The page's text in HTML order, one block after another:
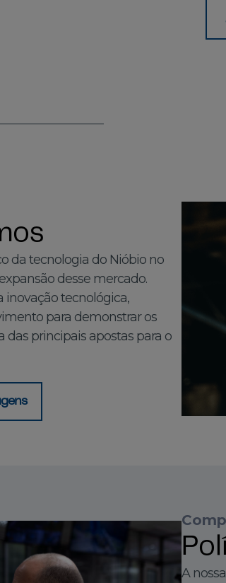
da tecnologia do Nióbio no
desse mercado.
inovação tecnológica,
para demonstrar os
principais apostas para o
A